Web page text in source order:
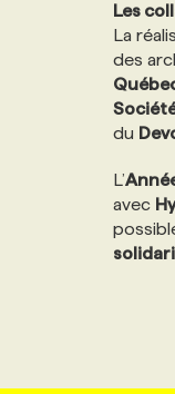
Les
La
des
du
L’
avec